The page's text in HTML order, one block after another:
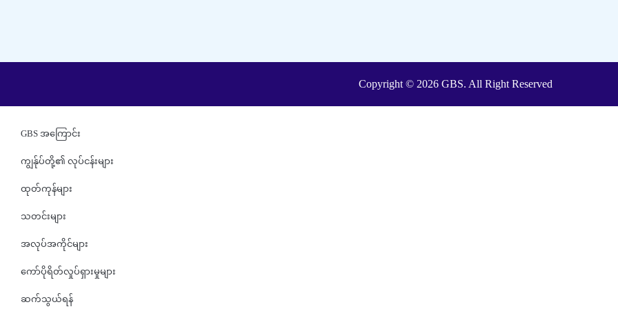
Copyright © 2026 GBS. All Right Reserved
GBS အကြောင်း
ကျွန်ုပ်တို့၏ လုပ်ငန်းများ
ထုတ်ကုန်များ
သတင်းများ
အလုပ်အကိုင်များ
ကော်ပိုရိတ်လှုပ်ရှားမှုများ
ဆက်သွယ်ရန်